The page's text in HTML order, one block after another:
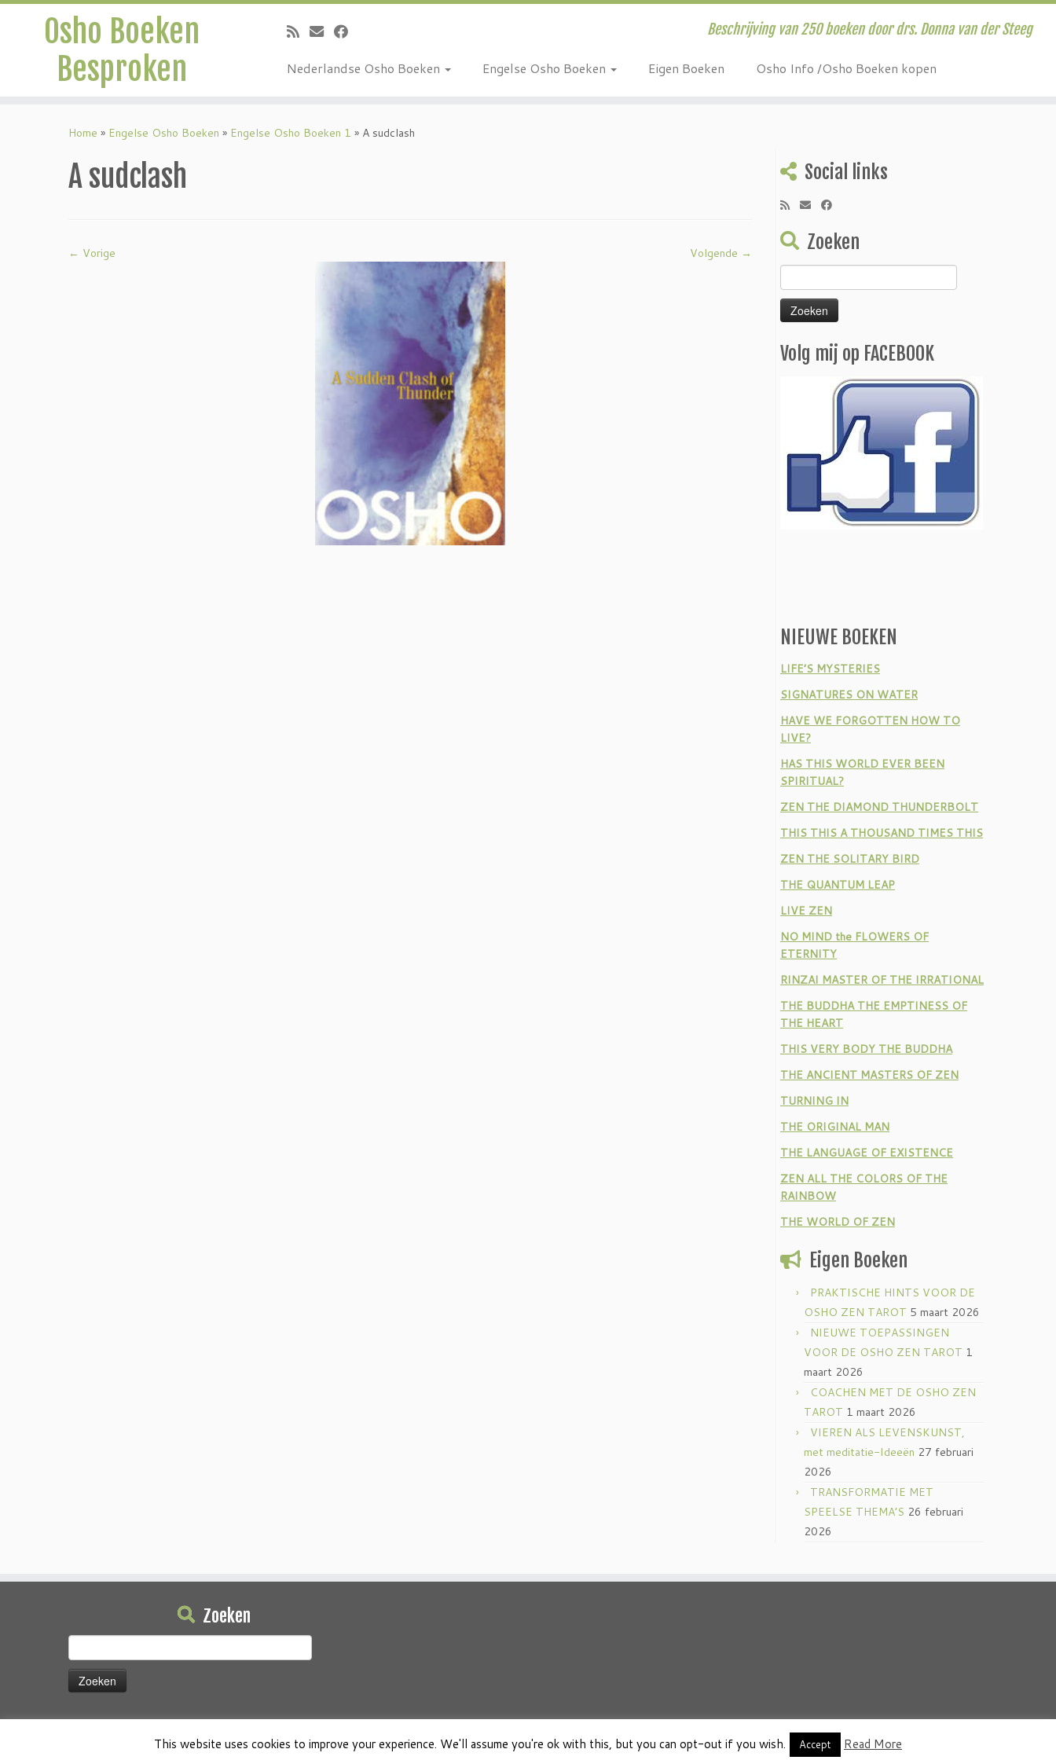
Osho Boeken
Besproken
Beschrijving van 250 boeken door drs. Donna van der Steeg
Nederlandse Osho Boeken Engelse Osho Boeken Eigen Boeken Osho Info /Osho Boeken kopen
Home » Engelse Osho Boeken » Engelse Osho Boeken 1 » A sudclash
A sudclash
← Vorige Volgende →
Social links
Zoeken
naar:
Volg mij op FACEBOOK
NIEUWE BOEKEN
LIFE’S MYSTERIES
SIGNATURES ON WATER
HAVE WE FORGOTTEN HOW TO
LIVE?
HAS THIS WORLD EVER BEEN
SPIRITUAL?
ZEN THE DIAMOND THUNDERBOLT
THIS THIS A THOUSAND TIMES THIS
ZEN THE SOLITARY BIRD
THE QUANTUM LEAP
LIVE ZEN
NO MIND the FLOWERS OF
ETERNITY
RINZAI MASTER OF THE IRRATIONAL
THE BUDDHA THE EMPTINESS OF
THE HEART
THIS VERY BODY THE BUDDHA
THE ANCIENT MASTERS OF ZEN
TURNING IN
THE ORIGINAL MAN
THE LANGUAGE OF EXISTENCE
ZEN ALL THE COLORS OF THE
RAINBOW
THE WORLD OF ZEN
Eigen Boeken
PRAKTISCHE HINTS VOOR DE
OSHO ZEN TAROT 5 maart 2026
NIEUWE TOEPASSINGEN
VOOR DE OSHO ZEN TAROT 1
maart 2026
COACHEN MET DE OSHO ZEN
TAROT 1 maart 2026
VIEREN ALS LEVENSKUNST,
met meditatie-Ideeën 27 februari
2026
TRANSFORMATIE MET
SPEELSE THEMA’S 26 februari
2026
Zoeken
naar:
·© 2026 Osho Boeken Besproken·Aangeboden door ·Ontworpen met deCustomizr thema ·
This website uses cookies to improve your experience. We'll assume you're ok with this, but you can opt-out if you wish. Accept Read More